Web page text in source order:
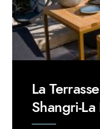
La
Shangri-